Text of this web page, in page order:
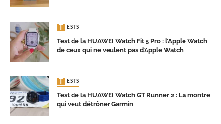
TESTS
Test de la HUAWEI Watch Fit 5 Pro : l’Apple Watch
de ceux qui ne veulent pas d’Apple Watch
TESTS
Test de la HUAWEI Watch GT Runner 2 : La montre
qui veut détrôner Garmin